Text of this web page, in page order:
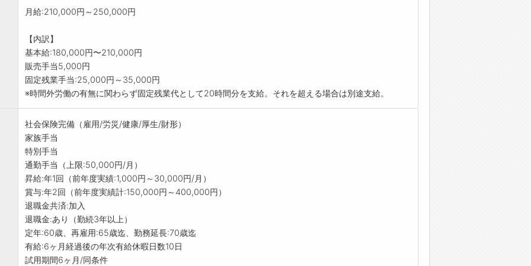
月給:210,000円～250,000円
【内訳】
基本給:180,000円〜210,000円
販売手当5,000円
固定残業手当:25,000円～35,000円
※時間外労働の有無に関わらず固定残業代として20時間分を支給。それを超える場合は別途支給。
社会保険完備（雇用/労災/健康/厚生/財形）
家族手当
特別手当
通勤手当（上限:50,000円/月）
昇給:年1回（前年度実績:1,000円～30,000円/月）
賞与:年2回（前年度実績計:150,000円～400,000円）
退職金共済:加入
退職金:あり（勤続3年以上）
定年:60歳、再雇用:65歳迄、勤務延長:70歳迄
有給:6ヶ月経過後の年次有給休暇日数10日
試用期間6ヶ月/同条件